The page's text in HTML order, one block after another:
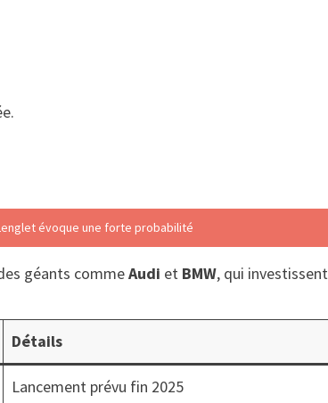
évoque une forte probabilité
géants commeAudi et BMW, qui
Détails
Lancement prévu fin 2025